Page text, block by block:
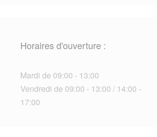
Horaires d'ouverture :
Mardi de 09:00 - 13:00
Vendredi de 09:00 - 13:00 / 14:00 -
17:00